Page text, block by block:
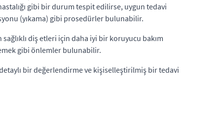
gibi bir durum tespit edilirse, uygun tedavi
(yıkama) gibi prosedürler bulunabilir.
diş etleri için daha iyi bir koruyucu bakım
gibi önlemler bulunabilir.
detaylı bir değerlendirme ve kişiselleştirilmiş bir tedavi